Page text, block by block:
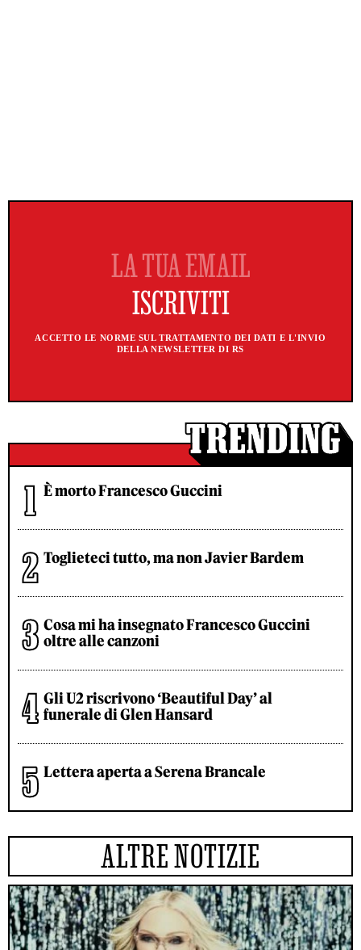
ACCETTO LE NORME SUL TRATTAMENTO DEI DATI E L'INVIO
DELLA NEWSLETTER DI RS
È morto Francesco Guccini
Toglieteci tutto, ma non Javier Bardem
Cosa mi ha insegnato Francesco Guccini
oltre alle canzoni
Gli U2 riscrivono ‘Beautiful Day’ al
funerale di Glen Hansard
Lettera aperta a Serena Brancale
ALTRE NOTIZIE